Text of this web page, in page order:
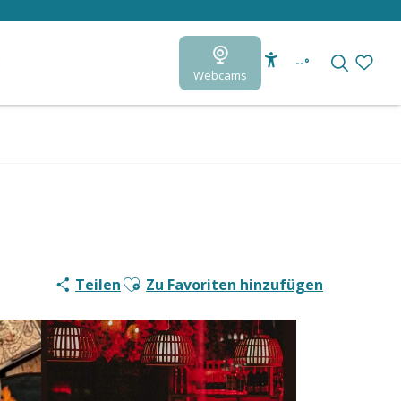
Webcams
--°
TeilenAjouter aux favoris
Zu Favoriten hinzufügen